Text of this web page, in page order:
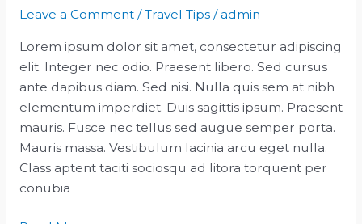
Leave a Comment /Travel Tips/admin
Lorem ipsum dolor sit amet, consectetur adipiscing
elit. Integer nec odio. Praesent libero. Sed cursus
ante dapibus diam. Sed nisi. Nulla quis sem at nibh
elementum imperdiet. Duis sagittis ipsum. Praesent
mauris. Fusce nec tellus sed augue semper porta.
Mauris massa. Vestibulum lacinia arcu eget nulla.
Class aptent taciti sociosqu ad litora torquent per
conubia